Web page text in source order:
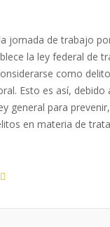
jornada de trabajo
la ley federal de
como
Esto es así, debido
general para
en materia de